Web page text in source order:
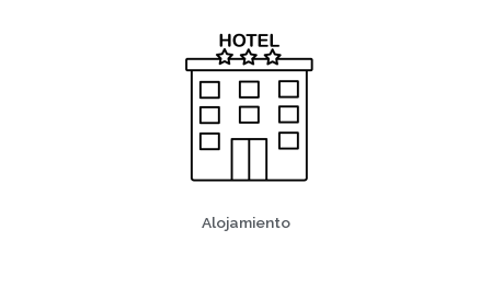
Alojamiento